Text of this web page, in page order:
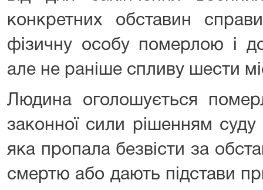
конкретних обставин
фізичну особу померлою і
але не раніше спливу шести
Людина оголошується
законної сили рішенням
яка пропала безвісти за
смертю або дають підстави